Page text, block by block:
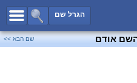
הגרל שם
כל השמות
שמות לבנים
אודם שם הבא >>